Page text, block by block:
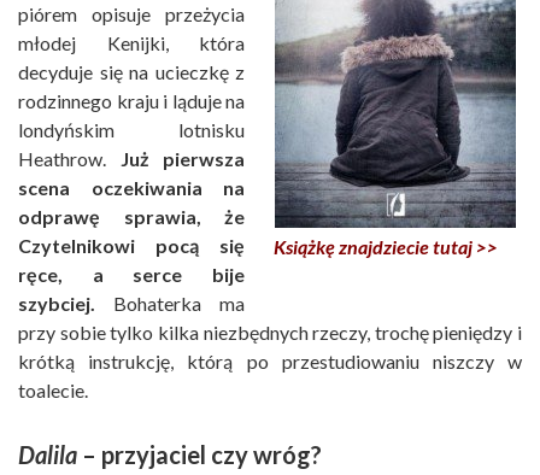
Książkę znajdziecie tutaj >>
piórem opisuje przeżycia
młodej Kenijki, która
decyduje się na ucieczkę z
rodzinnego kraju i ląduje na
londyńskim lotnisku
Heathrow. Już pierwsza
scena oczekiwania na
odprawę sprawia, że
Czytelnikowi pocą się
ręce, a serce bije
szybciej. Bohaterka ma
przy sobie tylko kilka niezbędnych rzeczy, trochę pieniędzy i
krótką instrukcję, którą po przestudiowaniu niszczy w
toalecie.
Dalila – przyjaciel czy wróg?